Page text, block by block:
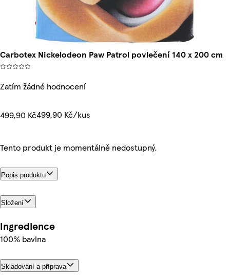
Carbotex Nickelodeon Paw Patrol povlečení 140 x 200 cm
Zatím žádné hodnocení
499,90 Kč499,90 Kč/kus
Tento produkt je momentálně nedostupný.
Popis produktu
Složení
Ingredience
100% bavlna
Skladování a příprava